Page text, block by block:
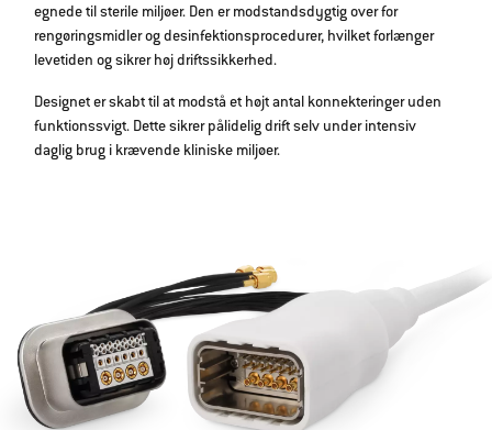
egnede til sterile miljøer. Den er modstandsdygtig over for
rengøringsmidler og desinfektionsprocedurer, hvilket forlænger
levetiden og sikrer høj driftssikkerhed.
Designet er skabt til at modstå et højt antal konnekteringer uden
funktionssvigt. Dette sikrer pålidelig drift selv under intensiv
daglig brug i krævende kliniske miljøer.